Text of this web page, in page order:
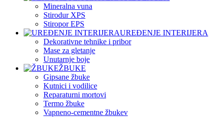
Mineralna vuna
Stirodur XPS
Stiropor EPS
UREĐENJE INTERIJERA
Dekorativne tehnike i pribor
Mase za gletanje
Unutarnje boje
ŽBUKE
Gipsane žbuke
Kutnici i vodilice
Reparaturni mortovi
Termo žbuke
Vapneno-cementne žbukev